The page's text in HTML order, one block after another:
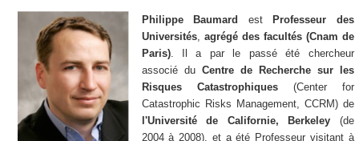
Philippe Baumard est
Professeur des
Universités, agrégé des facultés (Cnam de
Paris). Il a par le passé été chercheur
associé duCentre de Recherche sur les
Risques Catastrophiques(Center for
Catastrophic Risks Management, CCRM) de
l'Université de Californie, Berkeley (de
2004 à 2008), et a été Professeur visitant à